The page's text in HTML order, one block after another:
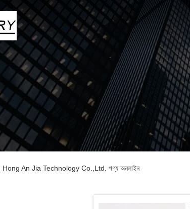
An Jia Technology Co.,Ltd. পণ্য অনলাইন